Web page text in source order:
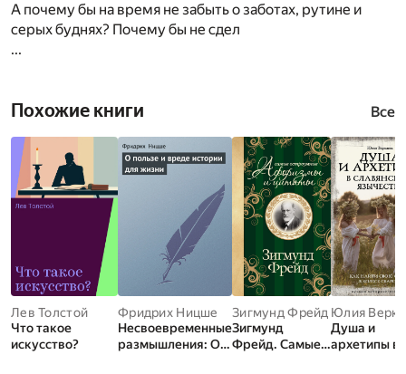
А почему бы на время не забыть о заботах, рутине и
серых буднях? Почему бы не сдел
...
Похожие книги Все
Лев Толстой
Что такое
искусство?
Фридрих Ницше
Несвоевременные
размышления: О
Зигмунд Фрейд
Зигмунд
Фрейд. Самые
Юлия
Душа и
архетипы в